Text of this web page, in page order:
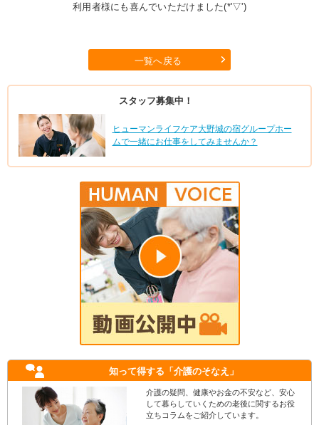
利用者様にも喜んでいただけました(*'▽')
一覧へ戻る
スタッフ募集中！
ヒューマンライフケア大野城の宿グループホー
ムで一緒にお仕事をしてみませんか？
知って得する 「介護のそなえ」
介護の疑問、健康やお金の不安など、安心
して暮らしていくための老後に関するお役
立ちコラムをご紹介しています。